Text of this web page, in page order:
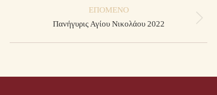
ΕΠΌΜΕΝΟ
Next
Πανήγυρις Αγίου Νικολάου 2022